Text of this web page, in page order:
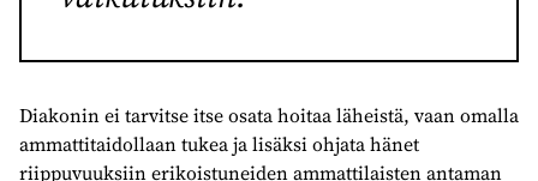
Diakonin ei tarvitse itse osata hoitaa läheistä, vaan omalla
ammattitaidollaan tukea ja lisäksi ohjata hänet
riippuvuuksiin erikoistuneiden ammattilaisten antaman